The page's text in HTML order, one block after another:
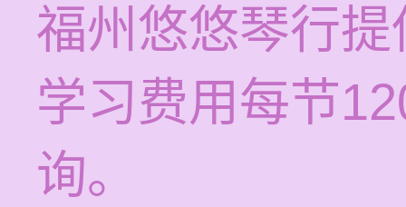
福州悠悠琴行
学习费用每节
询。